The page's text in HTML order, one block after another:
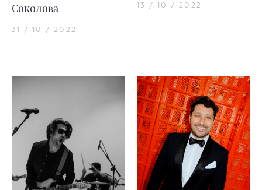
Соколова
31 / 10 / 2022
13 / 10 / 2022